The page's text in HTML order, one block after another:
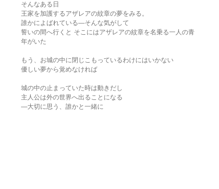
そんなある日
王家を加護するアザレアの紋章の夢をみる。
誰かによばれている―そんな気がして
誓いの間へ行くと そこにはアザレアの紋章を名乗る一人の青
年がいた
もう、お城の中に閉じこもっているわけにはいかない
優しい夢から覚めなければ
城の中の止まっていた時は動きだし
主人公は外の世界へ出ることになる
―大切に思う、誰かと一緒に